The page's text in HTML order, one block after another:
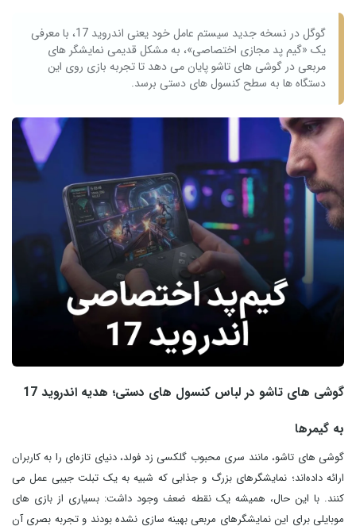
گوگل در نسخه جدید سیستم‌ عامل خود یعنی اندروید 17، با معرفی
یک «گیم‌ پد مجازی اختصاصی»، به مشکل قدیمی نمایشگر های
مربعی در گوشی‌ های تاشو پایان می‌ دهد تا تجربه بازی روی این
دستگاه‌ ها به سطح کنسول‌ های دستی برسد.
گوشی‌ های تاشو در لباس کنسول های دستی؛ هدیه اندروید 17
به گیمرها
گوشی‌ های تاشو، مانند سری محبوب گلکسی زد فولد، دنیای تازه‌ای را به کاربران
ارائه داده‌اند؛ نمایشگرهای بزرگ و جذابی که شبیه به یک تبلت جیبی عمل می
کنند. با این حال، همیشه یک نقطه ضعف وجود داشت: بسیاری از بازی‌ های
موبایلی برای این نمایشگرهای مربعی بهینه‌ سازی نشده بودند و تجربه بصری آن‌